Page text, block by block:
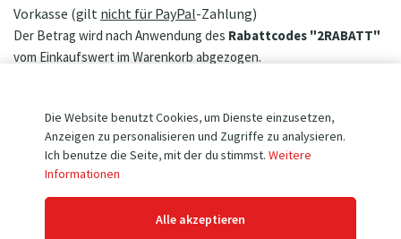
Die Website benutzt Cookies, um Dienste einzusetzen,
Anzeigen zu personalisieren und Zugriffe zu analysieren.
Ich benutze die Seite, mit der du stimmst. Weitere
Informationen
Alle akzeptieren
Vorkasse (gilt nicht für PayPal-Zahlung)
Der Betrag wird nach Anwendung des Rabattcodes "2RABATT"
vom Einkaufswert im Warenkorb abgezogen.
Um dieses Produkt zu kaufen,
erhalten Sieleichte und bequeme
weißem Ziegenleder PD5-6nur für
0,10 €!